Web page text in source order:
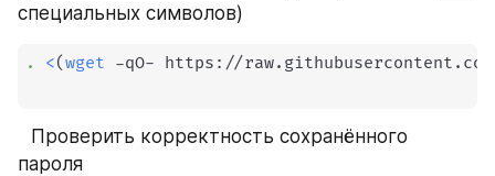
специальных символов)
. <(wget -qO- https://
⠀Проверить корректность сохранённого
пароля